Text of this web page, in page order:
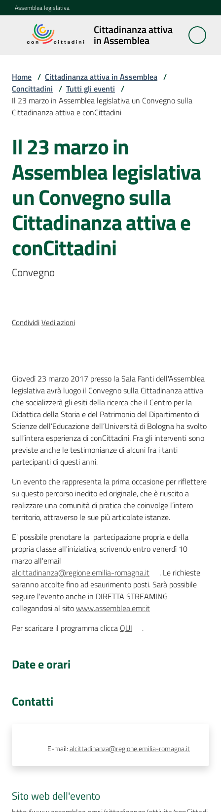
Vai al contenuto
Vai alla navigazione
Vai al footer
Assemblea legislativa
Cittadinanza attiva
in Assemblea
Cittadinanza
attiva in
Concittadini
Menu selezionato
aperte
in
Assemblea
itineranti
Percorsi
memoria
Assemblea
legislativa
Assemblea
Attività
Argomenti
Per i media
Per i cittadini
Home / Cittadinanza attiva in Assemblea /
Concittadini / Tutti gli eventi /
Il 23 marzo in Assemblea legislativa un Convegno sulla
Cittadinanza attiva e conCittadini
Salta al contenuto
Il 23 marzo in
Assemblea legislativa
un Convegno sulla
Cittadinanza attiva e
conCittadini
Convegno
CondividiVedi azioni
Cos'è
Giovedì 23 marzo 2017 presso la Sala Fanti dell'Assemblea
legislativa avrà luogo il Convegno sulla Cittadinanza attiva
che socializzerà gli esiti della ricerca che il Centro per la
Didattica della Storia e del Patrimonio del Dipartimento di
Scienze dell’Educazione dell’Università di Bologna ha svolto
sull’intera esperienza di conCittadini. Fra gli interventi sono
previste anche le testimonianze di alcuni fra i tanti
partecipanti di questi anni.
Un evento che rappresenta la prima occasione per riflettere
su questo percorso inedito ed originale, che è riuscito a
realizzare una comunità di pratica che coinvolge l’intero
territorio, attraverso le sue più articolate istanze.
E' possibile prenotare la partecipazione propria e della
propria classe all'iniziativa, scrivendo entro venerdì 10
marzo all'email
alcittadinanza@regione.emilia-romagna.it
. Le richieste
saranno accolte fino ad esaurimento posti. Sarà possibile
seguire l'evento anche in DIRETTA STREAMING
collegandosi al sitowww.assemblea.emr.it
Per scaricare il programma clicca QUI .
Date e orari
Contatti
E-mail:alcittadinanza@regione.emilia-romagna.it
Sito web dell'evento